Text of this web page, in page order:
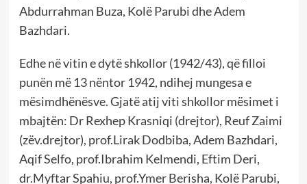
Abdurrahman Buza, Kolë Parubi dhe Adem
Bazhdari.
Edhe në vitin e dytë shkollor (1942/43), që filloi
punën më 13 nëntor 1942, ndihej mungesa e
mësimdhënësve. Gjatë atij viti shkollor mësimet i
mbajtën: Dr Rexhep Krasniqi (drejtor), Reuf Zaimi
(zëv.drejtor), prof.Lirak Dodbiba, Adem Bazhdari,
Aqif Selfo, prof.Ibrahim Kelmendi, Eftim Deri,
dr.Myftar Spahiu, prof.Ymer Berisha, Kolë Parubi,